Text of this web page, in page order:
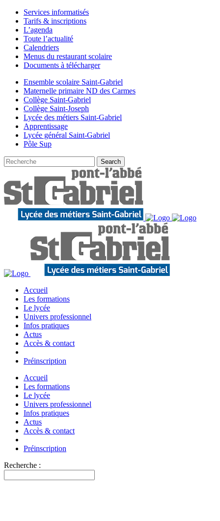
Services informatisés
Tarifs & inscriptions
L’agenda
Toute l’actualité
Calendriers
Menus du restaurant scolaire
Documents à télécharger
Ensemble scolaire Saint-Gabriel
Maternelle primaire ND des Carmes
Collège Saint-Gabriel
Collège Saint-Joseph
Lycée des métiers Saint-Gabriel
Apprentissage
Lycée général Saint-Gabriel
Pôle Sup
Accueil
Les formations
Le lycée
Univers professionnel
Infos pratiques
Actus
Accès & contact
Préinscription
Accueil
Les formations
Le lycée
Univers professionnel
Infos pratiques
Actus
Accès & contact
Préinscription
Recherche :